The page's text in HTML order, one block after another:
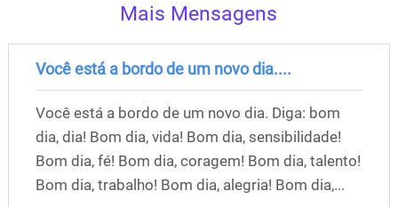
Mais Mensagens
Você está a bordo de um novo dia....
Você está a bordo de um novo dia. Diga: bom
dia, dia! Bom dia, vida! Bom dia, sensibilidade!
Bom dia, fé! Bom dia, coragem! Bom dia, talento!
Bom dia, trabalho! Bom dia, alegria! Bom dia,...